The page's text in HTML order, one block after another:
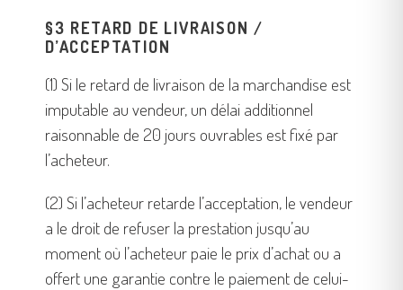
§3 RETARD DE LIVRAISON /
D’ACCEPTATION
(1) Si le retard de livraison de la marchandise est
imputable au vendeur, un délai additionnel
raisonnable de 20 jours ouvrables est fixé par
l’acheteur.
(2) Si l’acheteur retarde l’acceptation, le vendeur
a le droit de refuser la prestation jusqu’au
moment où l’acheteur paie le prix d’achat ou a
offert une garantie contre le paiement de celui-